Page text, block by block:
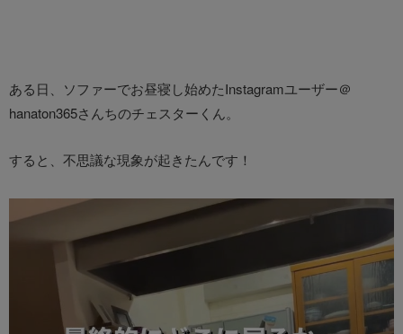
ある日、ソファーでお昼寝し始めたInstagramユーザー＠
hanaton365さんちのチェスターくん。
すると、不思議な現象が起きたんです！